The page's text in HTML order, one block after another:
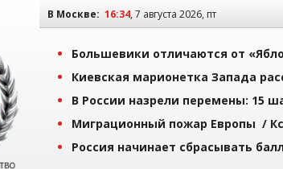
В Москве: 16:34, 7 августа 2026, пт
Большевики отличаются от
Киевская марионетка Запада
В России назрели перемены: 15
Миграционный пожар Европы /
Россия начинает сбрасывать